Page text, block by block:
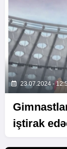
23.07.2024 -
iştirak